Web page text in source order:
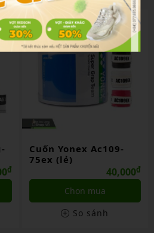
₫
Cuốn Yonex Ac109-
75ex (lẻ)
40,000₫
Chọn mua
So sánh